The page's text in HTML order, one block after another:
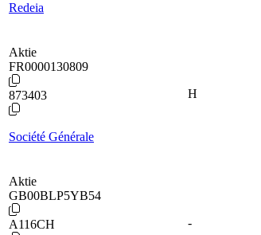
Redeia
Aktie
FR0000130809
873403
Société Générale
H
Aktie
GB00BLP5YB54
A116CH -